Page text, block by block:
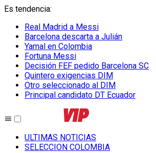
Es tendencia:
Real Madrid a Messi
Barcelona descarta a Julián
Yamal en Colombia
Fortuna Messi
Decisión FEF pedido Barcelona SC
Quintero exigencias DIM
Otro seleccionado al DIM
Principal candidato DT Ecuador
ULTIMAS NOTICIAS
SELECCION COLOMBIA